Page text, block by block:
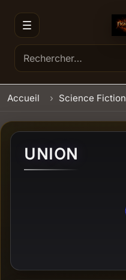
Accueil Science Fiction
UNION